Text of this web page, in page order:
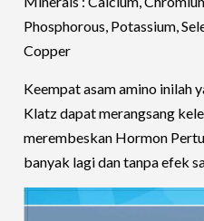
Phosphorous, Potassium,
Copper
Keempat asam amino inilah
Klatz dapat merangsang
merembeskan Hormon
banyak lagi dan tanpa efek